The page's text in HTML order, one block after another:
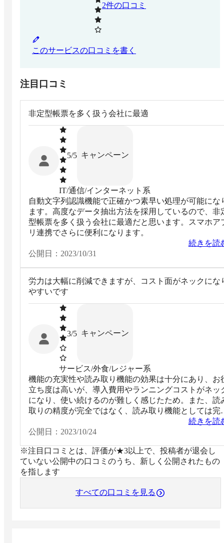
2件の口コミ
このサービスの口コミを書く
注目口コミ
非定型帳票を多く扱う会社に最適
5/5 キャンペーン
IT/通信/インターネット系
⾃動⽂字列認識機能で正確かつ素早い処理が可能にな
ます。高度なデータ抽出方法を採用しているので、非
型帳票を多く扱う会社に最適だと思います。スマホア
リ連携でさらに便利になります。
続きを読
公開日： 2023/10/31
労力は大幅に削減できますが、コスト面がネックにな
やすいです
3/5 キャンペーン
サービス/外食/レジャー系
機能の充実性や読み取り機能の効果は十分にあり、お
立ち度は高いが、導入費用やランニングコストがネッ
になり、使い続けるのが難しく感じたため。また、読
取りの精度が完全ではなく、読み取り機能としては完
続きを読
公開日： 2023/10/24
※注目口コミとは、評価が★3以上で、投稿者が退会し
ていない公開中の口コミのうち、新しく公開されたもの
を指します
すべての口コミを見る